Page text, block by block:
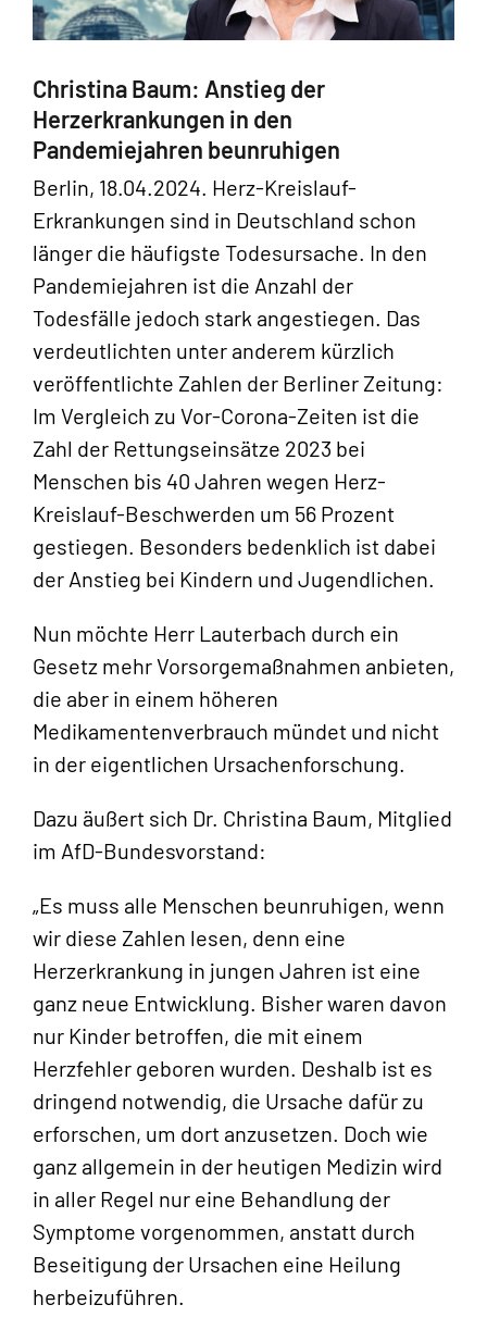
Christina Baum: Anstieg der
Herzerkrankungen in den
Pandemiejahren beunruhigen
Berlin, 18.04.2024. Herz-Kreislauf-
Erkrankungen sind in Deutschland schon
länger die häufigste Todesursache. In den
Pandemiejahren ist die Anzahl der
Todesfälle jedoch stark angestiegen. Das
verdeutlichten unter anderem kürzlich
veröffentlichte Zahlen der Berliner Zeitung:
Im Vergleich zu Vor-Corona-Zeiten ist die
Zahl der Rettungseinsätze 2023 bei
Menschen bis 40 Jahren wegen Herz-
Kreislauf-Beschwerden um 56 Prozent
gestiegen. Besonders bedenklich ist dabei
der Anstieg bei Kindern und Jugendlichen.
Nun möchte Herr Lauterbach durch ein
Gesetz mehr Vorsorgemaßnahmen anbieten,
die aber in einem höheren
Medikamentenverbrauch mündet und nicht
in der eigentlichen Ursachenforschung.
Dazu äußert sich Dr. Christina Baum, Mitglied
im AfD-Bundesvorstand:
„Es muss alle Menschen beunruhigen, wenn
wir diese Zahlen lesen, denn eine
Herzerkrankung in jungen Jahren ist eine
ganz neue Entwicklung. Bisher waren davon
nur Kinder betroffen, die mit einem
Herzfehler geboren wurden. Deshalb ist es
dringend notwendig, die Ursache dafür zu
erforschen, um dort anzusetzen. Doch wie
ganz allgemein in der heutigen Medizin wird
in aller Regel nur eine Behandlung der
Symptome vorgenommen, anstatt durch
Beseitigung der Ursachen eine Heilung
herbeizuführen.